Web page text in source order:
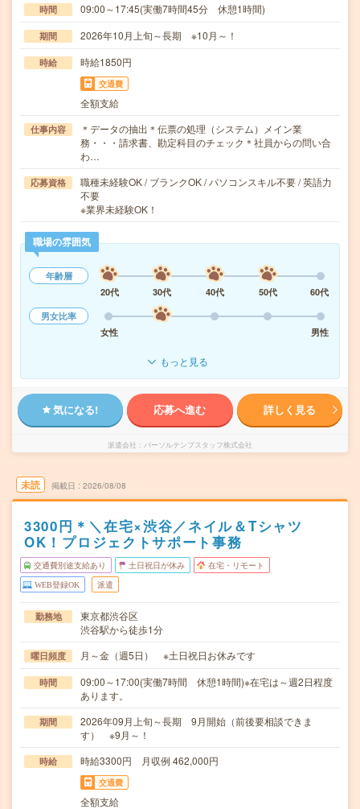
時間 09:00～17:45(実働7時間45分 休憩1時間)
期間 2026年10月上旬～長期 ※10月～！
時給 時給1850円
交通費
全額支給
仕事内容
＊データの抽出＊伝票の処理（システム）メイン業
務・・・請求書、勘定科目のチェック＊社員からの問い合
わ…
応募資格
職種未経験OK / ブランクOK / パソコンスキル不要 / 英語力
不要
※業界未経験OK！
職場の雰囲気
年齢層
20代
30代 40代 50代
60代
男女比率
女性
男性
もっと見る
気になる! 応募へ進む 詳しく見る
派遣会社 パーソルテンプスタッフ株式会社
未読 掲載日 2026/08/08
3300円＊＼在宅×渋谷／ネイル＆Tシャツ
OK！プロジェクトサポート事務
交通費別途支給あり 土日祝日が休み 在宅・リモート
WEB登録OK 派遣
勤務地
東京都渋谷区
渋谷駅から徒歩1分
曜日頻度 月～金（週5日） ※土日祝日お休みです
時間
09:00～17:00(実働7時間 休憩1時間)※在宅は～週2日程度
あります。
期間
2026年09月上旬～長期 9月開始（前後要相談できま
す） ※9月～！
時給 時給3300円 月収例 462,000円
交通費
全額支給